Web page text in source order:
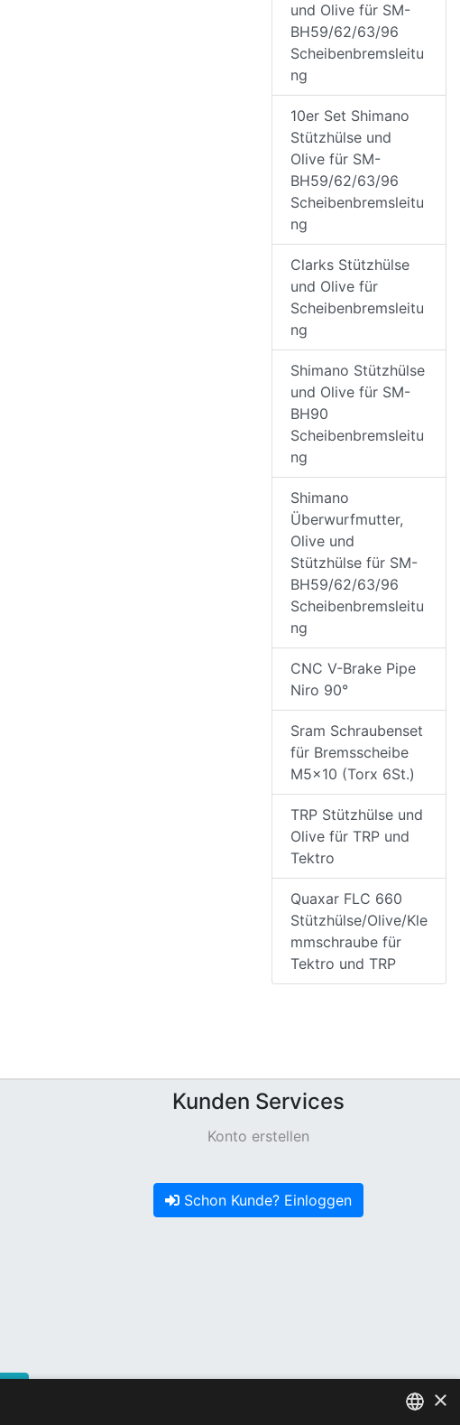
und Olive für SM-
BH59/62/63/96
Scheibenbremsleitu
ng
10er Set Shimano
Stützhülse und
Olive für SM-
BH59/62/63/96
Scheibenbremsleitu
ng
Clarks Stützhülse
und Olive für
Scheibenbremsleitu
ng
Shimano Stützhülse
und Olive für SM-
BH90
Scheibenbremsleitu
ng
Shimano
Überwurfmutter,
Olive und
Stützhülse für SM-
BH59/62/63/96
Scheibenbremsleitu
ng
CNC V-Brake Pipe
Niro 90°
Sram Schraubenset
für Bremsscheibe
M5x10 (Torx 6St.)
TRP Stützhülse und
Olive für TRP und
Tektro
Quaxar FLC 660
Stützhülse/Olive/Kle
mmschraube für
Tektro und TRP
Kunden Services
Konto erstellen
Schon Kunde? Einloggen
×